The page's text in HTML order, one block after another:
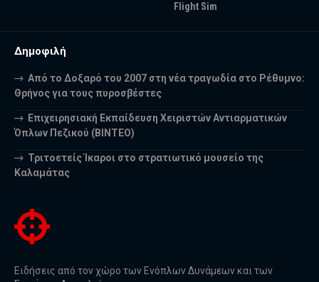
Flight Sim
Δημοφιλή
Από το Δοξαρό του 2007 στη νέα τραγωδία στο Ρέθυμνο:
Θρήνος για τους πυροσβέστες
Επιχειρησιακή Εκπαίδευση Χειριστών Αντιαρματικών
Όπλων Πεζικού (ΒΙΝΤΕΟ)
Τριτοετείς Ίκαροι στο στρατιωτικό μουσείο της
Καλαμάτας
Ειδήσεις από τον χώρο των Ενόπλων Δυνάμεων και των